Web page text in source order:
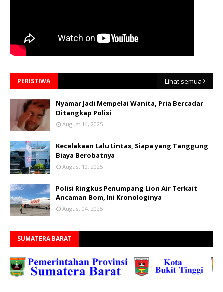
PERISTIWA Lihat semua
Nyamar Jadi Mempelai Wanita, Pria Bercadar
Ditangkap Polisi
August 14, 2025
Kecelakaan Lalu Lintas, Siapa yang Tanggung
Biaya Berobatnya
August 10, 2025
Polisi Ringkus Penumpang Lion Air Terkait
Ancaman Bom, Ini Kronologinya
August 04, 2025
SUMATERA BARAT